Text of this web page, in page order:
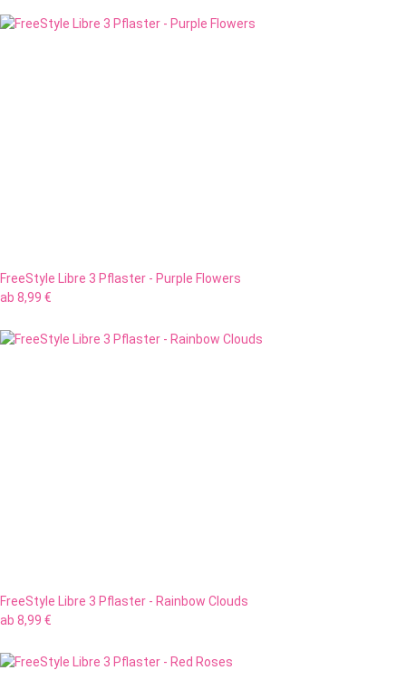
FreeStyle Libre 3 Pflaster - Purple Flowers
ab 8,99 €
FreeStyle Libre 3 Pflaster - Rainbow Clouds
ab 8,99 €